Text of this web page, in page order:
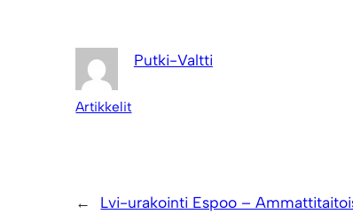
Putki-Valtti
Artikkelit
← Lvi-urakointi Espoo –